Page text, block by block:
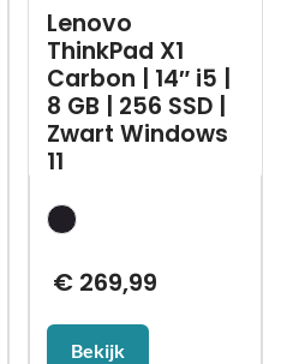
Lenovo
ThinkPad X1
Carbon | 14″ i5 |
8 GB | 256 SSD |
Zwart Windows
11
€ 269,99
Bekijk